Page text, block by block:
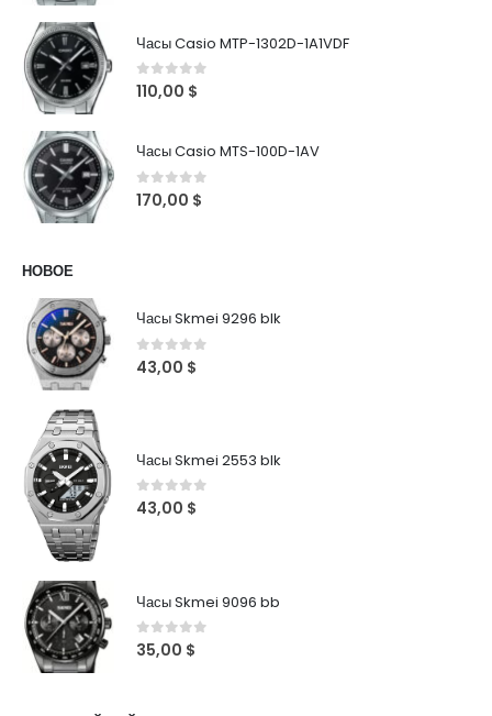
Часы Casio MTP-1302D-1A1VDF
0out of 5
110,00 $
Часы Casio MTS-100D-1AV
0out of 5
170,00 $
НОВОЕ
Часы Skmei 9296 blk
0 out of 5
43,00 $
Часы Skmei 2553 blk
0 out of 5
43,00 $
Часы Skmei 9096 bb
0out of 5
35,00 $